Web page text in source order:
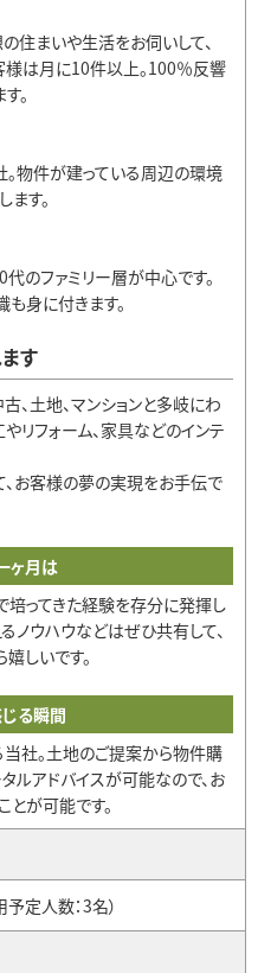
住まいや生活をお伺いして、
様は月に10件以上。100％反響
。
物件が建っている周辺の環境
す。
のファミリー層が中心です。
身に付きます。
す
、土地、マンションと多岐にわ
リフォーム、家具などのインテ
、お客様の夢の実現をお手伝で
ヶ月は
ってきた経験を存分に発揮し
ノウハウなどはぜひ共有して、
しいです。
る瞬間
社。土地のご提案から物件購
ルアドバイスが可能なので、お
が可能です。
定人数：3名）